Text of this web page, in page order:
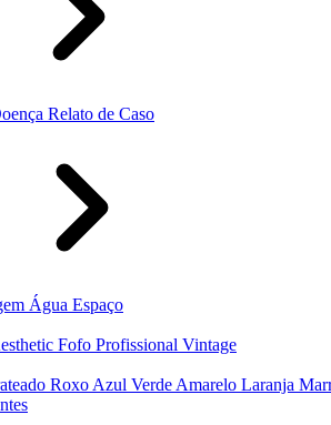
Relato de Caso
Água Espaço
Fofo Profissional Vintage
Roxo Azul Verde Amarelo Laranja